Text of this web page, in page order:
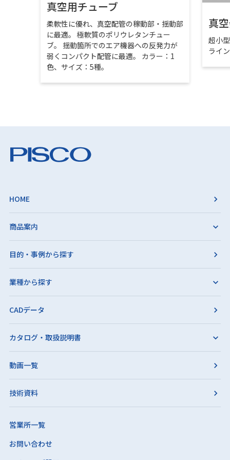
真空用チューブ
柔軟性に優れ、真空配管の稼動部・揺動部
に最適。 極軟質のポリウレタンチュー
ブ。 揺動箇所でのエア機器への反発力が
弱くコンパクト配管に最適。 カラー：1
色、サイズ：5種。
真
超小
ライ
HOME
商品案内
目的・事例から探す
業種から探す
CADデータ
カタログ・取扱説明書
動画一覧
技術資料
営業所一覧
お問い合わせ